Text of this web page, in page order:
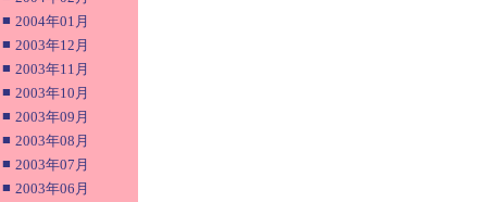
■ 2004年01月
■ 2003年12月
■ 2003年11月
■ 2003年10月
■ 2003年09月
■ 2003年08月
■ 2003年07月
■ 2003年06月